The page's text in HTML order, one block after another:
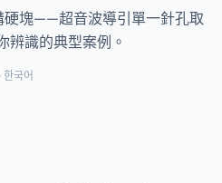
硬塊——超音波導引單一針孔取
辨識的典型案例。
국어